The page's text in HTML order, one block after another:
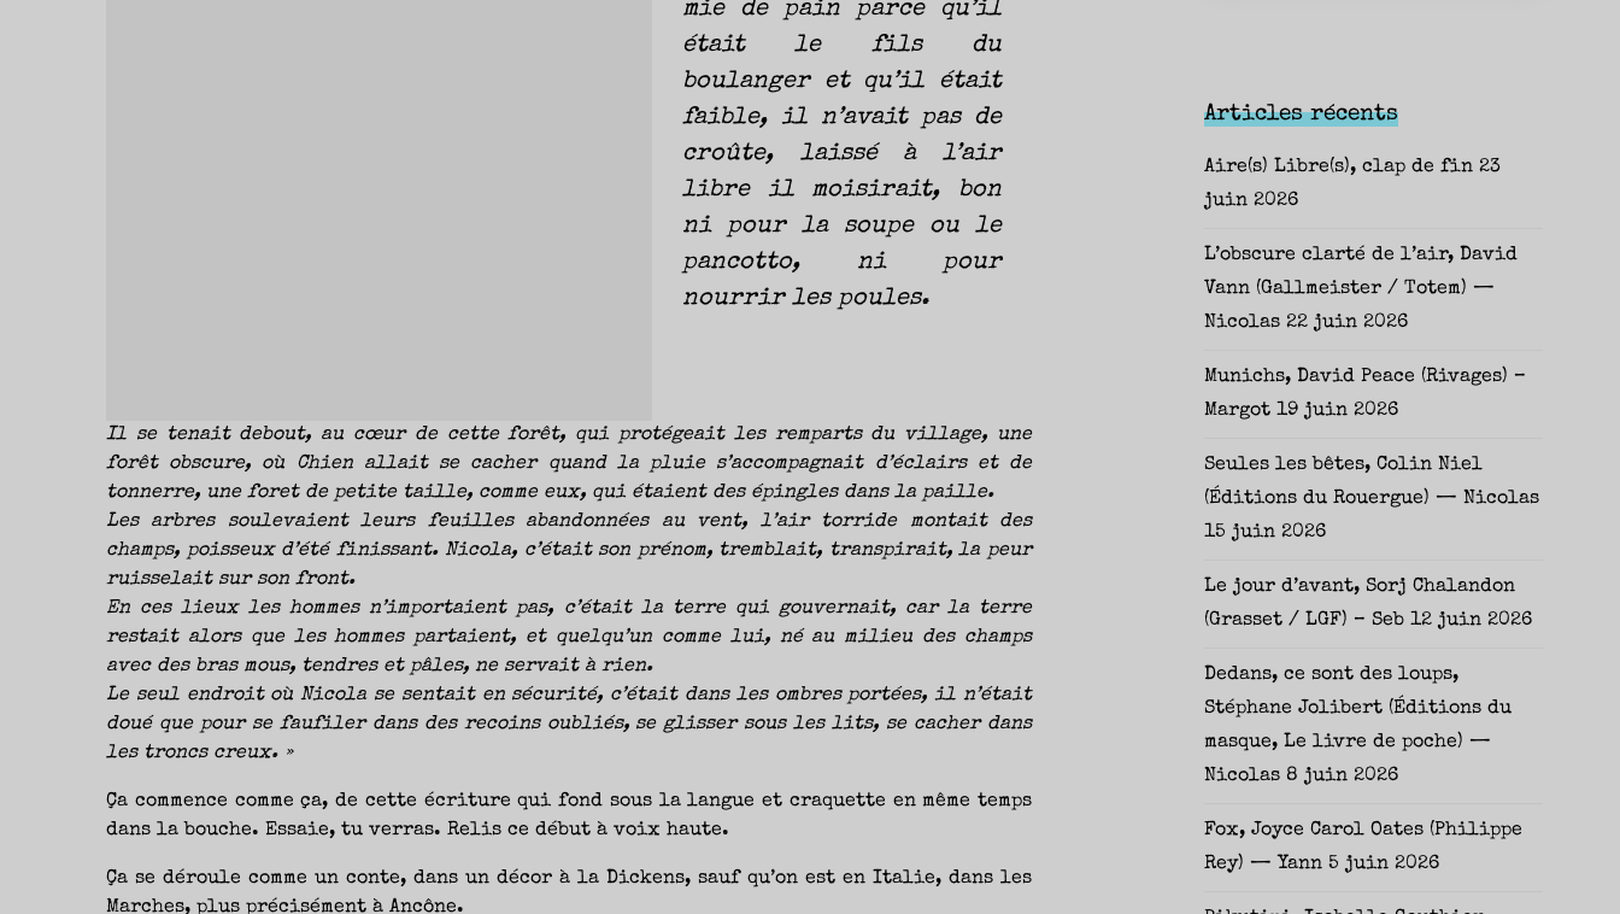
ADVIENT.
AIRE(S)
LIBRE(S),
COMMENCE
Nicolas
mie de pain parce qu’il
était le fils du
boulanger et qu’il était
faible, il n’avait pas de
croûte, laissé à l’air
libre il moisirait, bon
ni pour la soupe ou le
pancotto, ni pour
nourrir les poules.
Il se tenait debout, au cœur de cette forêt, qui protégeait les remparts du village, une
forêt obscure, où Chien allait se cacher quand la pluie s’accompagnait d’éclairs et de
tonnerre, une foret de petite taille, comme eux, qui étaient des épingles dans la paille.
Les arbres soulevaient leurs feuilles abandonnées au vent, l’air torride montait des
champs, poisseux d’été finissant. Nicola, c’était son prénom, tremblait, transpirait, la peur
ruisselait sur son front.
En ces lieux les hommes n’importaient pas, c’était la terre qui gouvernait, car la terre
restait alors que les hommes partaient, et quelqu’un comme lui, né au milieu des champs
avec des bras mous, tendres et pâles, ne servait à rien.
Le seul endroit où Nicola se sentait en sécurité, c’était dans les ombres portées, il n’était
doué que pour se faufiler dans des recoins oubliés, se glisser sous les lits, se cacher dans
les troncs creux. »
Ça commence comme ça, de cette écriture qui fond sous la langue et craquette en même temps
dans la bouche. Essaie, tu verras. Relis ce début à voix haute.
Ça se déroule comme un conte, dans un décor à la Dickens, sauf qu’on est en Italie, dans les
Marches, plus précisément à Ancône.
Articles récents
Aire(s) Libre(s), clap de fin 23
juin 2026
L’obscure clarté de l’air, David
Vann (Gallmeister / Totem) —
Nicolas 22 juin 2026
Munichs, David Peace (Rivages) –
Margot 19 juin 2026
Seules les bêtes, Colin Niel
(Éditions du Rouergue) — Nicolas
15 juin 2026
Le jour d’avant, Sorj Chalandon
(Grasset / LGF) – Seb 12 juin 2026
Dedans, ce sont des loups,
Stéphane Jolibert (Éditions du
masque, Le livre de poche) —
Nicolas 8 juin 2026
Fox, Joyce Carol Oates (Philippe
Rey) — Yann 5 juin 2026